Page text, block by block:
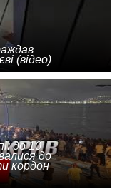
(відео)
до 10
до
кордон